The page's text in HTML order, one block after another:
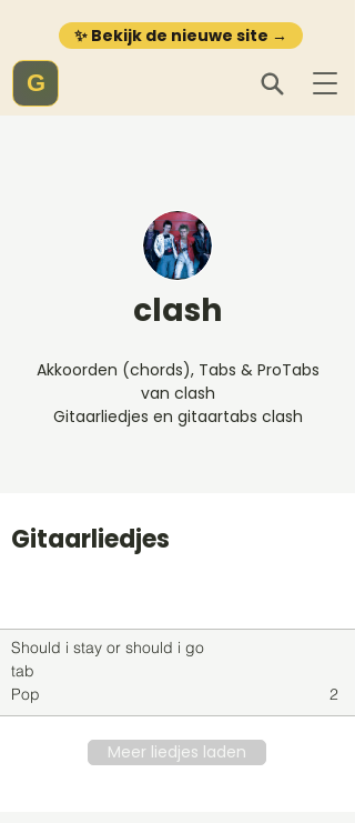
✨ Bekijk de nieuwe site →
G
clash
Akkoorden (chords), Tabs & ProTabs
van clash
Gitaarliedjes en gitaartabs clash
Gitaarliedjes
Should i stay or should i go
tab
Pop
2
Meer liedjes laden